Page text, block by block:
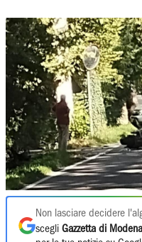
Non lasciare decidere
scegli Gazzetta di Modena